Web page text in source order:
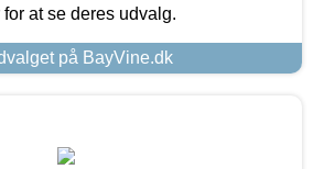
at se deres udvalg.
på BayVine.dk